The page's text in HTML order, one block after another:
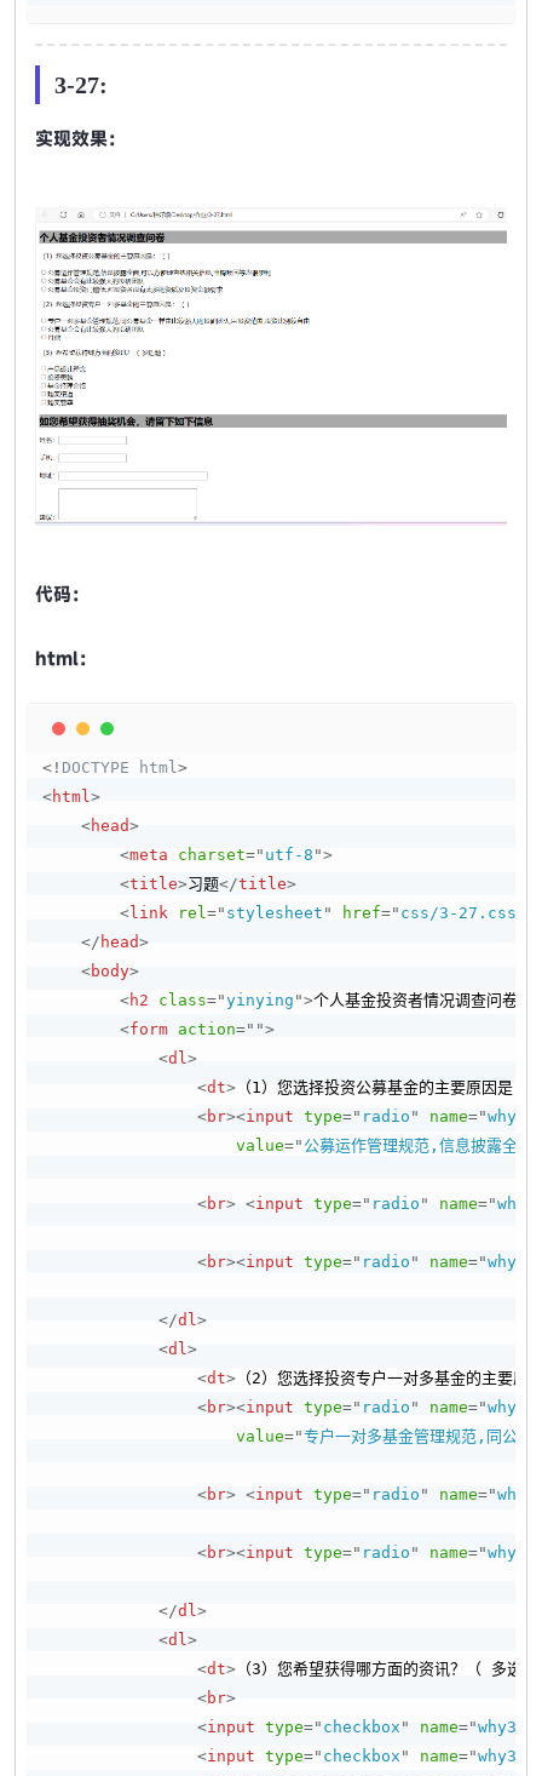
3-27:
实现效果：
代码：
html：
<! DOCTYPE html>
<html>
<head>
<meta charset=" utf-8 ">
<title>习题</title>
<link rel=" stylesheet " href=" css/3-27.css
</ head>
<body>
<h2 class="yinying ">个人基金投资者情况调查问卷
<form action=" ">
<dl>
<dt> （1）您选择投资公募基金的主要原因是：
<br><input type=" radio " name="why1
value=" 公募运作管理规范,信息披露全
<br> <input type=" radio " name="why1
<br><input type=" radio " name="why1
</dl>
<dl>
<dt> （2）您选择投资专户一对多基金的主要原
<br><input type=" radio " name="why2
value="专户一对多基金管理规范,同公募
<br> <input type=" radio " name="why2
<br><input type=" radio " name="why2
</dl>
<dl>
<dt> （3）您希望获得哪方面的资讯？（ 多选
<br>
<input type=" checkbox" name="why3
<input type=" checkbox " name="why3